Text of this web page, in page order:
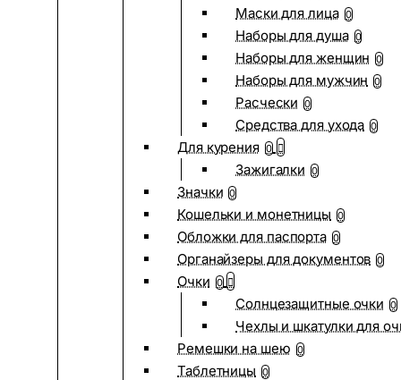
Маски для лица 0
Наборы для душа 0
Наборы для женщин 0
Наборы для мужчин 0
Расчески 0
Средства для ухода 0
Для курения 0
Зажигалки 0
Значки 0
Кошельки и монетницы 0
Обложки для паспорта 0
Органайзеры для документов 0
Очки 0
Солнцезащитные очки 0
Чехлы и шкатулки для
Ремешки на шею 0
Таблетницы 0